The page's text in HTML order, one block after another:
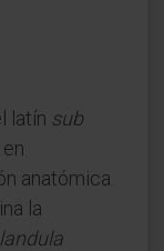
latín sub
anatómica.
la